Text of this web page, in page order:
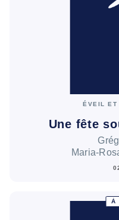
ÉVEIL ET
Une fête
Maria-
À